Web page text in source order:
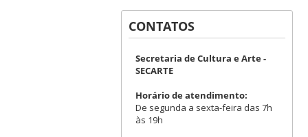
CONTATOS
Secretaria de Cultura e Arte -
SECARTE
Horário de atendimento:
De segunda a sexta-feira das 7h
às 19h